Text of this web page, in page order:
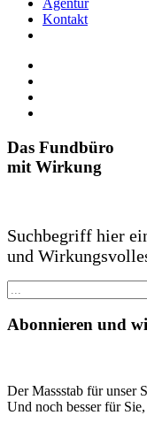
Agentur
Kontakt
Das Fundbüro
mit Wirkung
Suchbegriff hier
und
Abonnieren und
Der Massstab für unser
Und noch besser für